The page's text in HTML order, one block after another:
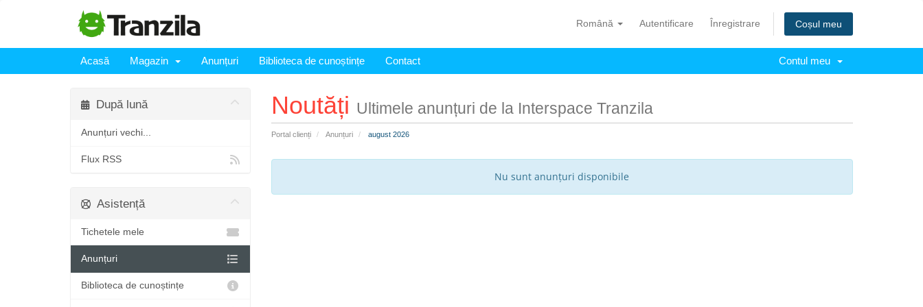
Română Autentificare Înregistrare Coșul meu
Acasă Magazin Anunțuri Biblioteca de cunoștințe Contact Contul meu
Noutăți Ultimele anunțuri de la Interspace Tranzila
Portal clienți Anunțuri august 2026
După lună
Anunțuri vechi...
Flux RSS
Nu sunt anunțuri disponibile
Asistență
Tichetele mele
Anunțuri
Biblioteca de cunoștințe